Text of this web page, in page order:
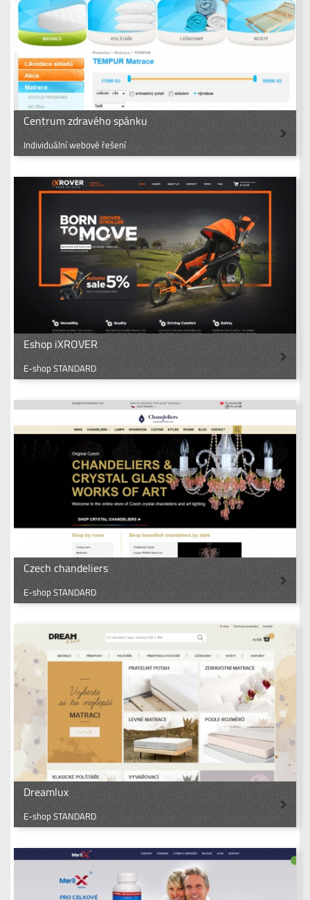
Centrum zdravého spánku
Individuální webové řešení
Eshop iXROVER
E-shop STANDARD
Czech chandeliers
E-shop STANDARD
Dreamlux
E-shop STANDARD